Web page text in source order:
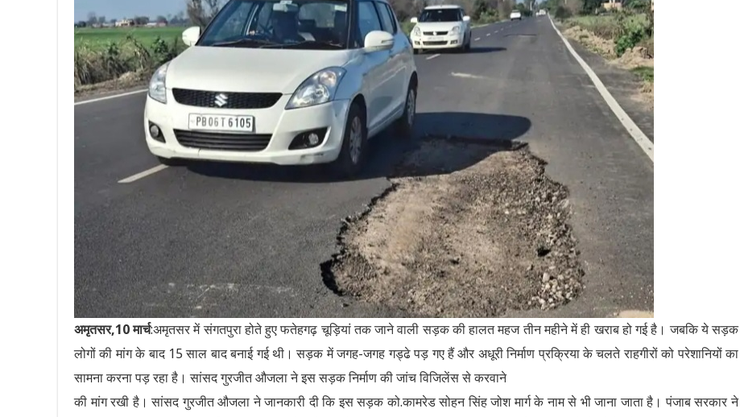
अमृतसर,10 मार्च:अमृतसर में संगतपुरा होते हुए फतेहगढ़ चूड़ियां तक जाने वाली सड़क की हालत महज तीन महीने में ही खराब हो गई है। जबकि ये सड़क
लोगों की मांग के बाद 15 साल बाद बनाई गई थी। सड़क में जगह-जगह गड्ढे पड़ गए हैं और अधूरी निर्माण प्रक्रिया के चलते राहगीरों को परेशानियों का
सामना करना पड़ रहा है। सांसद गुरजीत औजला ने इस सड़क निर्माण की जांच विजिलेंस से करवाने
की मांग रखी है। सांसद गुरजीत औजला ने जानकारी दी कि इस सड़क को.कामरेड सोहन सिंह जोश मार्ग के नाम से भी जाना जाता है। पंजाब सरकार ने